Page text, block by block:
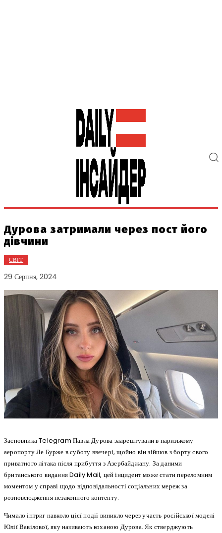
Дурова затримали через пост його
дівчини
СВІТ
29 Серпня, 2024
Засновника Telegram Павла Дурова заарештували в паризькому
аеропорту Ле Бурже в суботу ввечері, щойно він зійшов з борту свого
приватного літака після прибуття з Азербайджану. За даними
британського видання Daily Mail, цей інцидент може стати переломним
моментом у справі щодо відповідальності соціальних мереж за
розповсюдження незаконного контенту.
Чимало інтриг навколо цієї події виникло через участь російської моделі
Юлії Вавілової, яку називають коханою Дурова. Як стверджують